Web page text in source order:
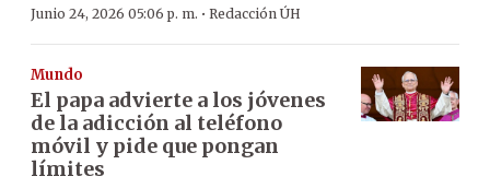
Junio 24, 2026 05:06 p. m. · Redacción ÚH
Mundo
El papa advierte a los jóvenes
de la adicción al teléfono
móvil y pide que pongan
límites